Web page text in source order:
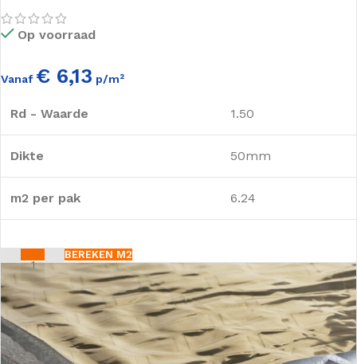
Op voorraad
Vanaf € 6,13 p/m²
Rd - Waarde 1.50
Dikte 50mm
m2 per pak 6.24
BEREKEN M2